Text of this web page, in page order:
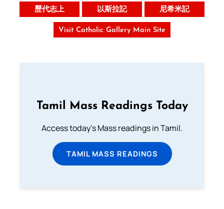
歷代志上 以斯拉記 尼希米記
Visit Catholic Gallery Main Site
Tamil Mass Readings Today
Access today's Mass readings in Tamil.
TAMIL MASS READINGS